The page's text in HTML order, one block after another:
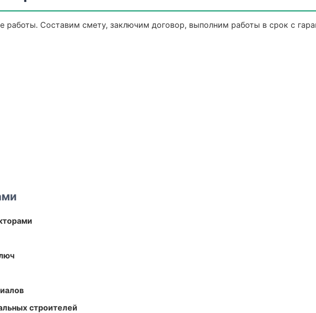
Составим смету, заключим договор, выполним работы в срок с
строителей